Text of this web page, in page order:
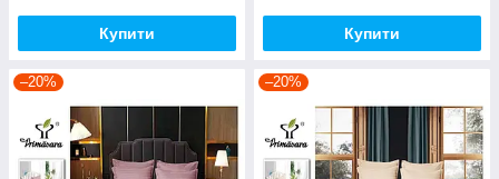
Купити Купити
–20% –20%